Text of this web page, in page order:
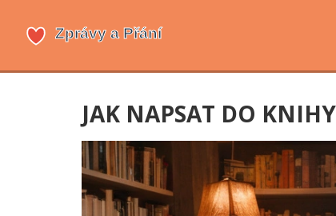
JAK NAPSAT DO